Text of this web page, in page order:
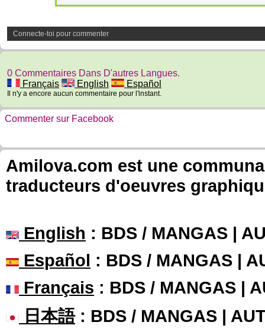
Connecte-toi pour commenter
0 Commentaires Dans D'autres Langues.
Français
English Español
Il n'y a encore aucun commentaire pour l'instant.
Commenter sur Facebook
Amilova.com est une
traducteurs d'oeuvres
English : BDS / MANGAS |
Español : BDS / MANGAS |
Français : BDS / MANGAS |
日本語: BDS / MANGAS |